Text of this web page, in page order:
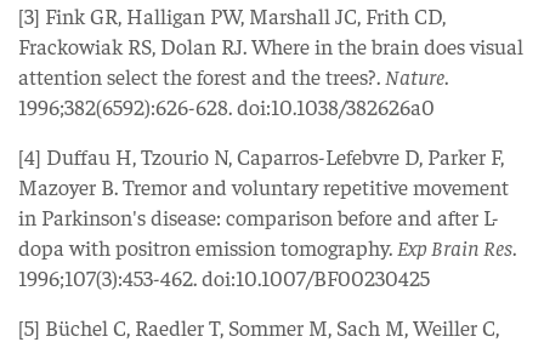
[3] Fink GR, Halligan PW, Marshall JC, Frith CD,
Frackowiak RS, Dolan RJ. Where in the brain does visual
attention select the forest and the trees?. Nature.
1996;382(6592):626-628. doi:10.1038/382626a0
[4] Duffau H, Tzourio N, Caparros-Lefebvre D, Parker F,
Mazoyer B. Tremor and voluntary repetitive movement
in Parkinson's disease: comparison before and after L-
dopa with positron emission tomography. Exp Brain Res.
1996;107(3):453-462. doi:10.1007/BF00230425
[5] Büchel C, Raedler T, Sommer M, Sach M, Weiller C,